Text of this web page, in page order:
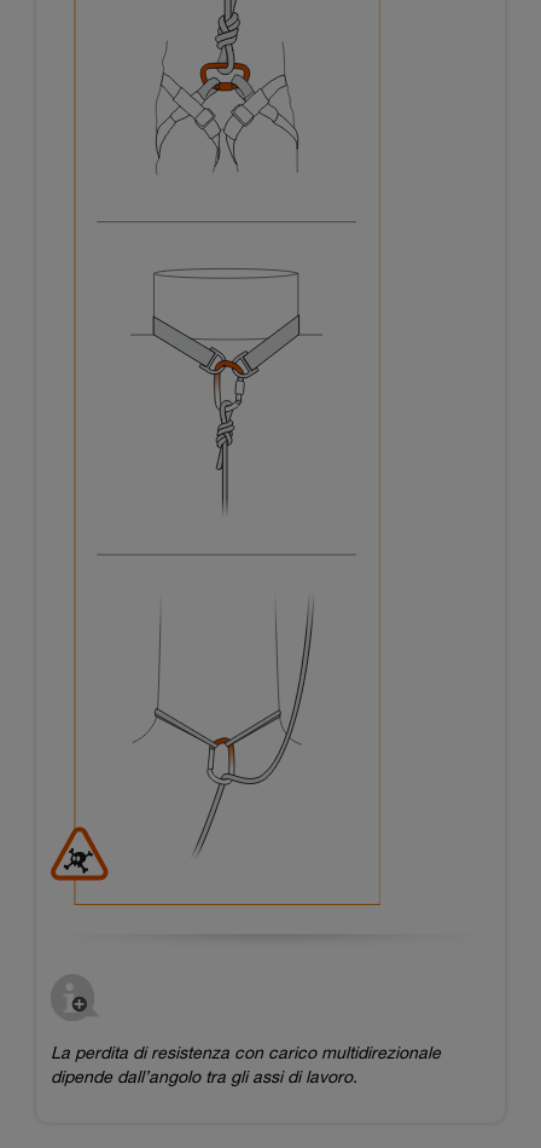
La perdita di resistenza con carico multidirezionale
dipende dall’angolo tra gli assi di lavoro.